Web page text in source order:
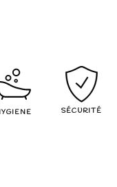
SÉCURITÉ